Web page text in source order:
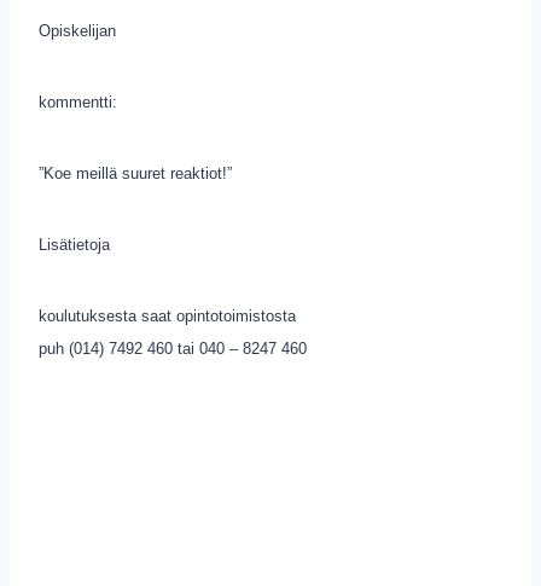
Opiskelijan
kommentti:
”Koe meillä suuret reaktiot!”
Lisätietoja
koulutuksesta saat opintotoimistosta
puh (014) 7492 460 tai 040 – 8247 460